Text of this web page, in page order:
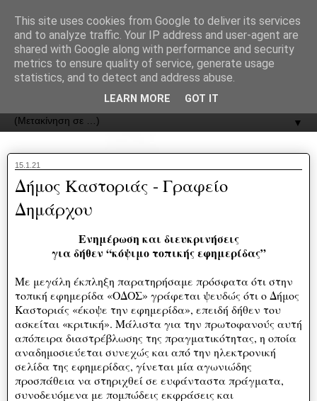
ΟΔΟΣ
▼
15.1.21
Δήμος Καστοριάς - Γραφείο
Δημάρχου
Ενημέρωση και διευκρινήσεις
για δήθεν “κόψιμο τοπικής εφημερίδας”
Με μεγάλη έκπληξη παρατηρήσαμε πρόσφατα ότι στην
τοπική εφημερίδα «ΟΔΟΣ» γράφεται ψευδώς ότι ο Δήμος
Καστοριάς «έκοψε την εφημερίδα», επειδή δήθεν του
ασκείται «κριτική». Μάλιστα για την πρωτοφανούς αυτή
απόπειρα διαστρέβλωσης της πραγματικότητας, η οποία
αναδημοσιεύεται συνεχώς και από την ηλεκτρονική
σελίδα της εφημερίδας, γίνεται μία αγωνιώδης
προσπάθεια να στηριχθεί σε ευφάνταστα πράγματα,
συνοδευόμενα με πομπώδεις εκφράσεις και
This site uses cookies from Google to deliver its services
and to analyze traffic. Your IP address and user-agent are
shared with Google along with performance and security
metrics to ensure quality of service, generate usage
statistics, and to detect and address abuse.
LEARN MORE GOT IT